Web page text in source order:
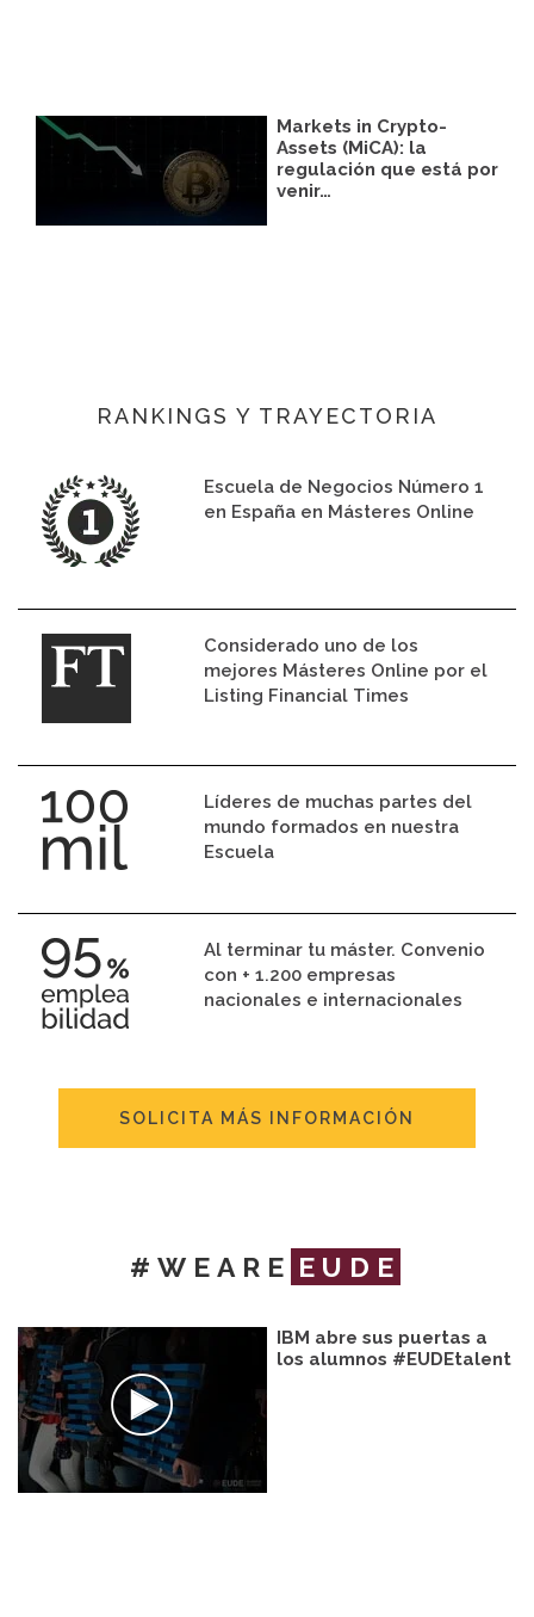
Markets in Crypto-
Assets (MiCA): la
regulación que está por
venir…
RANKINGS Y TRAYECTORIA
Escuela de Negocios Número 1
en España en Másteres Online
Considerado uno de los
mejores Másteres Online por el
Listing Financial Times
Líderes de muchas partes del
mundo formados en nuestra
Escuela
Al terminar tu máster. Convenio
con + 1.200 empresas
nacionales e internacionales
SOLICITA MÁS INFORMACIÓN
#WEARE EUDE
IBM abre sus puertas a
los alumnos #EUDEtalent